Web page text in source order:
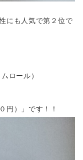
にも人気で第２位で
ロール）
円）」です！！